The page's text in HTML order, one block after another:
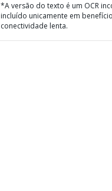
*A versão do texto é um OCR
incluído unicamente em
conectividade lenta.